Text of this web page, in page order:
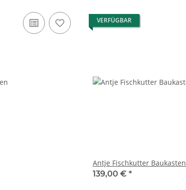
VERFÜGBAR
Antje Fischkutter Baukasten
139,00 € *